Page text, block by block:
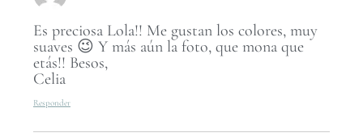
Es preciosa Lola!! Me gustan los colores, muy
suaves 😉 Y más aún la foto, que mona que
etás!! Besos,
Celia
Responder